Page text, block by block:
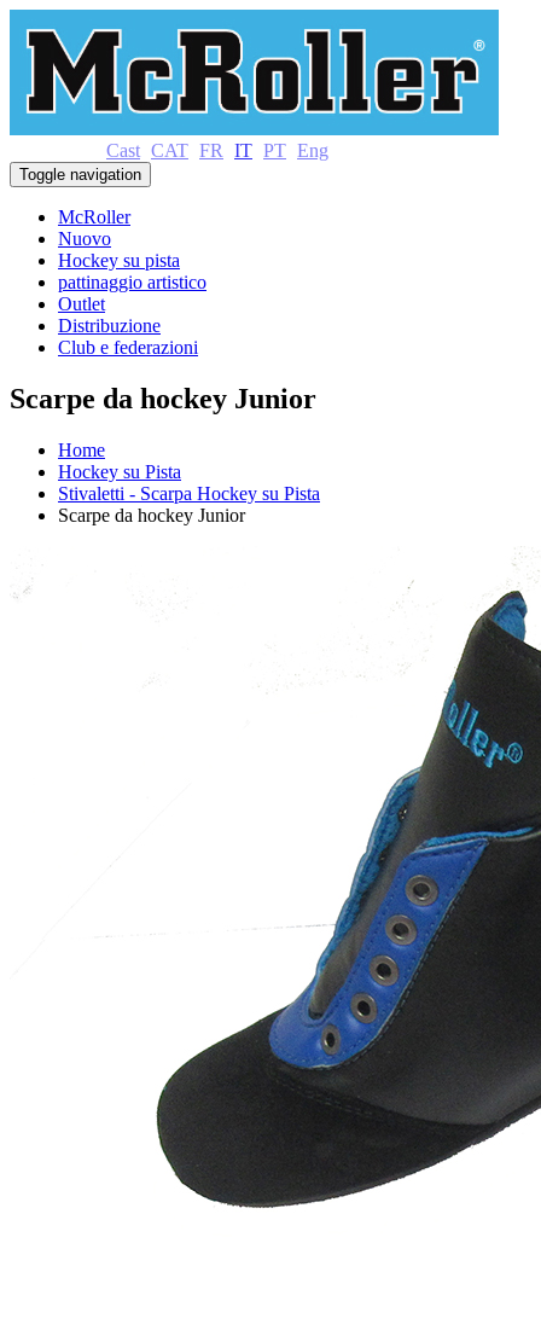
Cast CAT FR IT PT Eng
Toggle navigation
McRoller
Nuovo
Hockey su pista
pattinaggio artistico
Outlet
Distribuzione
Club e federazioni
Scarpe da hockey Junior
Home
Hockey su Pista
Stivaletti - Scarpa Hockey su Pista
Scarpe da hockey Junior